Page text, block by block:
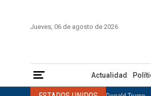
Jueves, 06 de agosto de 2026
Actualidad
ESTADOS UNIDOS
INTERNACIONAL Raúl Castro José